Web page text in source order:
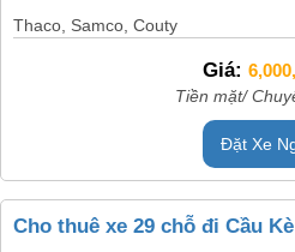
Thaco, Samco, Couty
Giá:
Tiền mặt/
Đặt Xe
Cho thuê xe 29 chỗ đi Cầu